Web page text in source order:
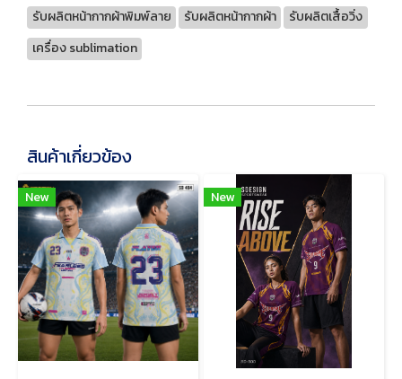
รับผลิตหน้ากากผ้าพิมพ์ลาย
รับผลิตหน้ากากผ้า
รับผลิตเสื้อวิ่ง
เครื่อง sublimation
สินค้าเกี่ยวข้อง
New New